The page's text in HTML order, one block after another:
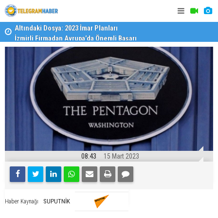
İzmirli Firmadan Avrupa’da Önemli Başarı
Devlet
08:43 15 Mart 2023
Haber Kaynağı SUPUTNİK